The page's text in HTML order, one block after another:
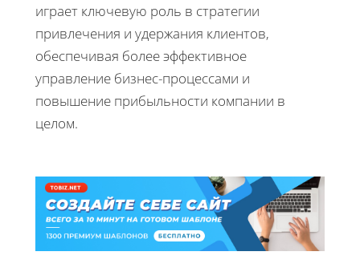
играет ключевую роль в стратегии
привлечения и удержания клиентов,
обеспечивая более эффективное
управление бизнес-процессами и
повышение прибыльности компании в
целом.